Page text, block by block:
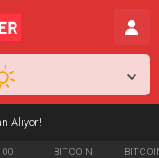
Alıyor!
BITCOIN